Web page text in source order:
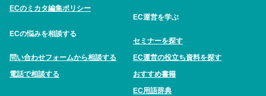
ECのミカタ編集ポリシー
ECの悩みを相談する
問い合わせフォームから相談する
電話で相談する
EC運営を学ぶ
セミナーを探す
EC運営の役立ち資料を探す
おすすめ書籍
EC用語辞典